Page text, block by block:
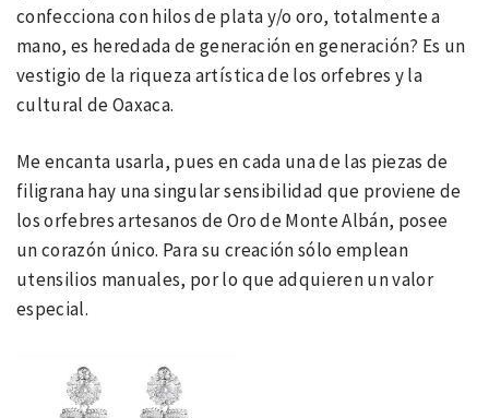
confecciona con hilos de plata y/o oro, totalmente a
mano, es heredada de generación en generación? Es un
vestigio de la riqueza artística de los orfebres y la
cultural de Oaxaca.
Me encanta usarla, pues en cada una de las piezas de
filigrana hay una singular sensibilidad que proviene de
los orfebres artesanos de Oro de Monte Albán, posee
un corazón único. Para su creación sólo emplean
utensilios manuales, por lo que adquieren un valor
especial.